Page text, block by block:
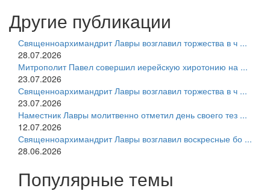
Другие публикации
Священноархимандрит Лавры возглавил торжества в ч ...
28.07.2026
Митрополит Павел совершил иерейскую хиротонию на ...
23.07.2026
Священноархимандрит Лавры возглавил торжества в ч ...
23.07.2026
Наместник Лавры молитвенно отметил день своего тез ...
12.07.2026
Священноархимандрит Лавры возглавил воскресные бо ...
28.06.2026
Популярные темы